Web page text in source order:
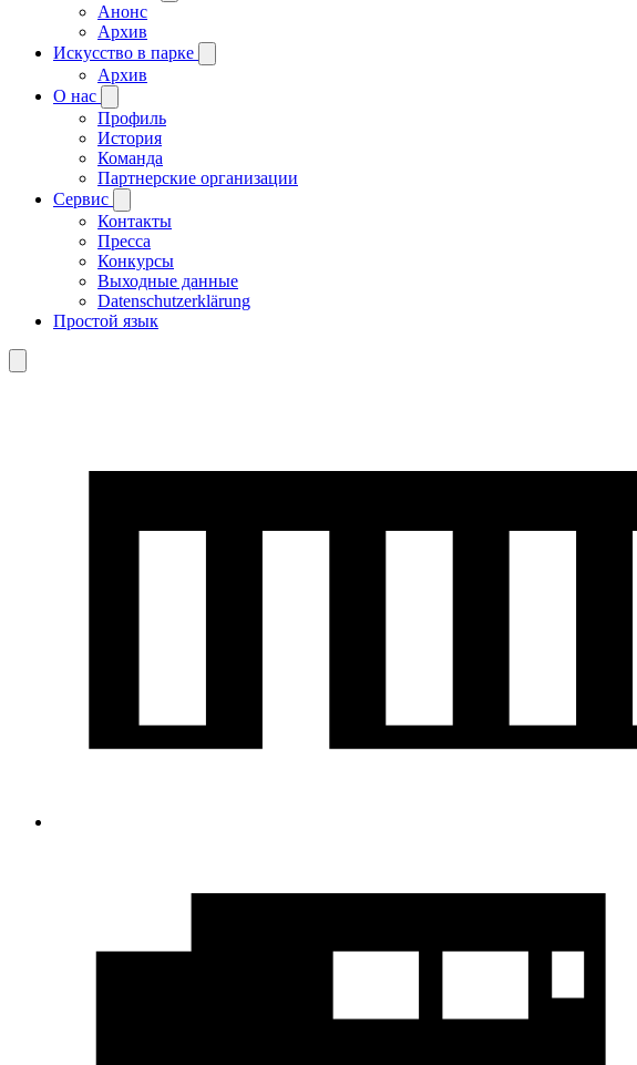
Анонс
Архив
Искусство в парке
Архив
О нас
Профиль
История
Команда
Партнерские организации
Сервис
Контакты
Пресса
Конкурсы
Выходные данные
Datenschutzerklärung
Простой язык